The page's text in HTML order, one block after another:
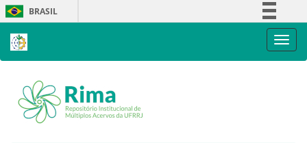
Skip
navigation
BRASIL